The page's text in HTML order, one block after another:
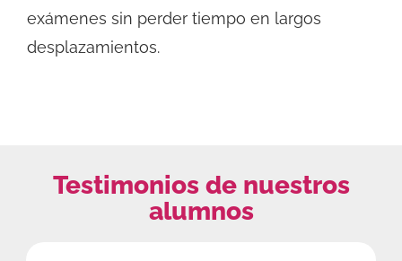
exámenes sin perder tiempo en largos
desplazamientos.
Testimonios de nuestros
alumnos